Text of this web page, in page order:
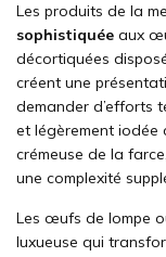
Les produits de la
sophistiquée aux
décortiquées
créent une
demander d’efforts
et légèrement iodée
crémeuse de la
une complexité
Les œufs de lompe
luxueuse qui